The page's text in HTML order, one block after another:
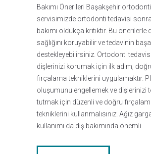
Bakımı Önerileri Başakşehir ortodonti
servisimizde ortodonti tedavisi
bakımı oldukça kritiktir. Bu önerilerle
sağlığını koruyabilir ve tedavinin
destekleyebilirsiniz. Ortodonti
dişlerinizi korumak için ilk adım,
fırçalama tekniklerini uygulamaktır.
oluşumunu engellemek ve dişlerinizi
tutmak için düzenli ve doğru
tekniklerini kullanmalısınız. Ağız
kullanımı da diş bakımında önemli…